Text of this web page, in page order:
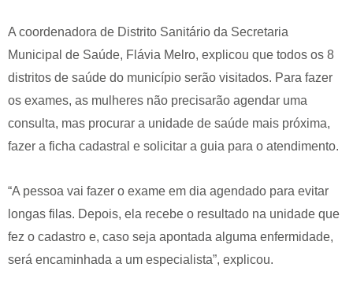
A coordenadora de Distrito Sanitário da Secretaria
Municipal de Saúde, Flávia Melro, explicou que todos os 8
distritos de saúde do município serão visitados. Para fazer
os exames, as mulheres não precisarão agendar uma
consulta, mas procurar a unidade de saúde mais próxima,
fazer a ficha cadastral e solicitar a guia para o atendimento.
“A pessoa vai fazer o exame em dia agendado para evitar
longas filas. Depois, ela recebe o resultado na unidade que
fez o cadastro e, caso seja apontada alguma enfermidade,
será encaminhada a um especialista”, explicou.